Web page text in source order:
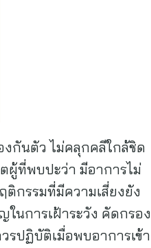
งกันตัว ไม่คลุกคลีใกล้ชิด
ผู้ที่พบปะว่า มีอาการไม่
ติกรรมที่มีความเสี่ยงยัง
นการเฝ้าระวัง คัดกรอง
รปฏิบัติเมื่อพบอาการเข้า